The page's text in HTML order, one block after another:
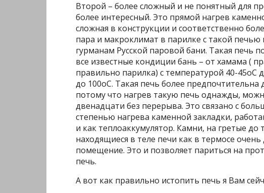
Второй – более сложный и не понятный для
более интересный. Это прямой нагрев
сложная в конструкции и соответственно
пара и макроклимат в парилке с такой
гурманам Русской паровой бани. Такая печь
все известные кондиции бань – от хамама (
правильно парилка) с температурой 40-45оС
до 100оС. Такая печь более предпочтительна
потому что нагрев такую печь однажды,
двенадцати без перерыва. Это связано с
степенью нагрева каменной закладки,
и как теплоаккумулятор. Камни, на гретые
находящиеся в теле печи как в термосе
помещение. Это и позволяет париться на
печь.
А вот как правильно истопить печь я Вам